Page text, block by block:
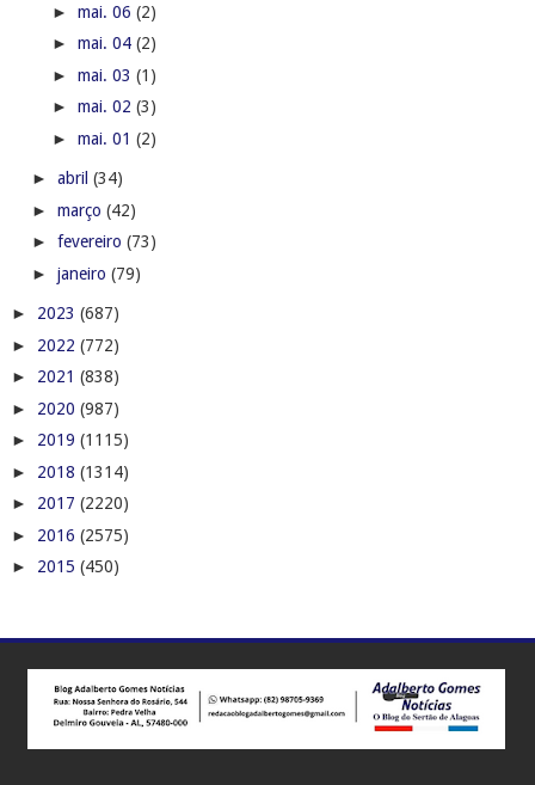
► mai. 06 (2)
► mai. 04 (2)
► mai. 03 (1)
► mai. 02 (3)
► mai. 01 (2)
► abril (34)
► março (42)
► fevereiro (73)
► janeiro (79)
► 2023 (687)
► 2022 (772)
► 2021 (838)
► 2020 (987)
► 2019 (1115)
► 2018 (1314)
► 2017 (2220)
► 2016 (2575)
► 2015 (450)